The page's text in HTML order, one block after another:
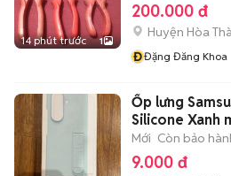
14 phút trước 1
200.000 đ
Huyện Hòa
ĐĐặng Đăng Khoa
Ốp lưng
Silicone Xanh
Mới Còn bảo
9.000 đ